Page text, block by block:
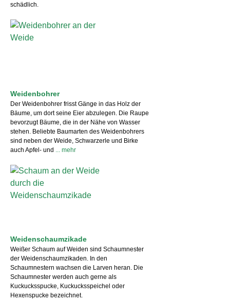
schädlich.
Weidenbohrer
Der Weidenbohrer frisst Gänge in das Holz der
Bäume, um dort seine Eier abzulegen. Die Raupe
bevorzugt Bäume, die in der Nähe von Wasser
stehen. Beliebte Baumarten des Weidenbohrers
sind neben der Weide, Schwarzerle und Birke
auch Apfel- und ... mehr
Weidenschaumzikade
Weißer Schaum auf Weiden sind Schaumnester
der Weidenschaumzikaden. In den
Schaumnestern wachsen die Larven heran. Die
Schaumnester werden auch gerne als
Kuckucksspucke, Kuckucksspeichel oder
Hexenspucke bezeichnet.